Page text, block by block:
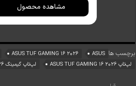
میلی‌آمپرساعت به
همراه سه کابل
USB-A، USB-C و
مشاهده محصول
برچسب ها ASUS
ASUS TUF GAMING 16 2026
لپ‌تاپ ASUS TUF GAMING 16 2026
لپ‌تاپ گیمینگ ASUS TUF GAMING 16 2026